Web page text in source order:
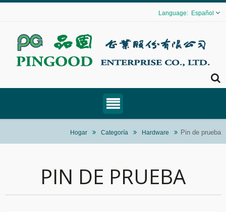
Español
Hogar Categoría Hardware Pin de prueba
PIN DE PRUEBA